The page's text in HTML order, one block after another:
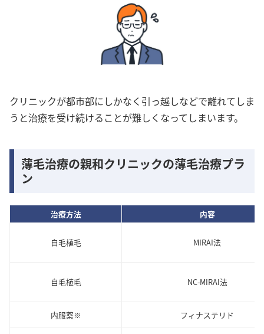
クリニックが都市部にしかなく引っ越しなどで離れてしま
うと治療を受け続けることが難しくなってしまいます。
薄毛治療の親和クリニックの薄毛治療プラ
ン
治療方法 内容
自毛植毛 MIRAI法
自毛植毛 NC-MIRAI法
内服薬※ フィナステリド